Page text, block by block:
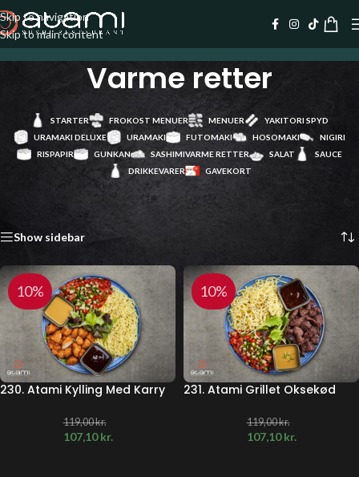
Skip to navigation
Skip to main content
Varme retter
STARTER FROKOST MENUER MENUER
YAKITORI SPYD
URAMAKI DELUXE
URAMAKI FUTOMAKI HOSOMAKI
NIGIRI
RISPAPIR
GUNKAN SASHIMIVARME RETTER SALAT
SAUCE
DRIKKEVARER
GAVEKORT
Show sidebar
10%
230. Atami Kylling Med Karry
119,00kr.
107,10kr.
10%
231. Atami Grillet Oksekød
119,00kr.
107,10kr.